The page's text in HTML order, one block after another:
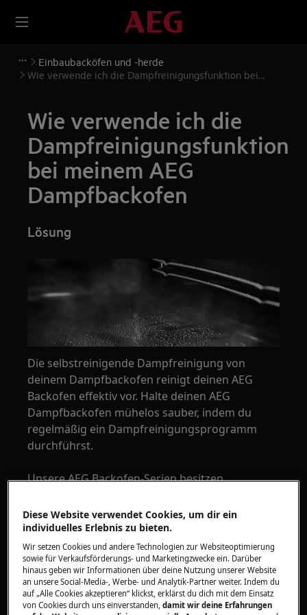
Einbaubacköfen und -herde
Wie verwende ich die Dampfreinigungsfunktion bei
Wie verwende ich die
Dampfreinigungsfunktion
bei meinem AEG
Dampfbackofen
Lösung
Die selbstreinigende Dampfreinigung von
deinem Dampfbackofen reinigt deinen AEG
Backofen effektiv vor. Halte deinen AEG
Dampfbackofen mühelos sauber, indem du
regelmäßig ein Dampfreinigungsprogramm
durchführst.
Unsere AEG Backofen-Serien besitzen
die Pflege zu erleichtern. Schlage hierfür in
deiner Bedienungsanleitung nach.
Warum sollten ich die
Dampfreinigung verwenden?
Die Dampfreinigung ist eine
Diese Website verwendet Cookies, um dir ein
individuelles Erlebnis zu bieten.
Wir setzen Cookies und andere Technologien zur Websiteoptimierung
sowie für Verkaufsförderungs- und Marketingzwecke ein. Darüber
hinaus geben wir Informationen über deine Nutzung unserer Website
an unsere Social-Media-, Werbe- und Analytik-Partner weiter. Indem du
auf „Alle Cookies akzeptieren“ klickst, erklärst du dich mit dem Einsatz
von Cookies durch uns einverstanden,damit wir deine Erfahrungen